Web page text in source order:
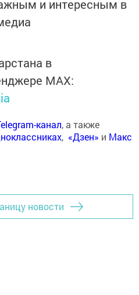
и интересным в
в
MАХ:
канал, а также
, «Дзен» и Макс
новости